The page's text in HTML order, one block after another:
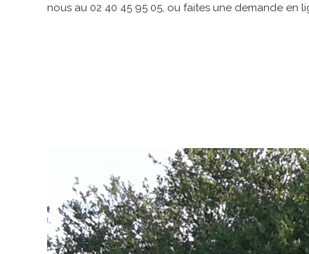
nous au 02 40 45 95 05, ou faites une demande en